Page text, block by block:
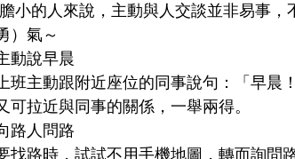
小的人來說，主動與人交談並非易事
）氣～
動說早晨
班主動跟附近座位的同事說句：「早晨
可拉近與同事的關係，一舉兩得。
路人問路
找路時，試試不用手機地圖，轉而詢問